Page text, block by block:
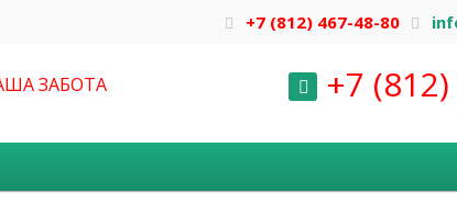
+7 (812) 467-48-80
ЗАБОТА +7